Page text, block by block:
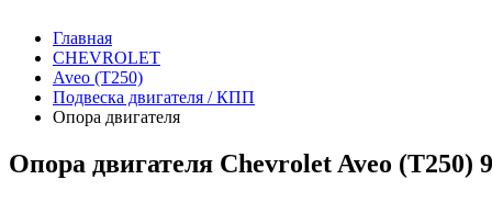
Главная
CHEVROLET
Aveo (T250)
Подвеска двигателя / КПП
Опора двигателя
Опора двигателя Chevrolet Aveo (T250)